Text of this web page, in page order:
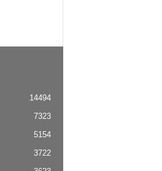
14494
7323
5154
3722